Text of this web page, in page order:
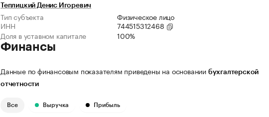
Теплицкий Денис Игоревич
Тип субъекта
Физическое лицо
ИНН
744515312468
Доля в уставном капитале
100%
Финансы
Данные по финансовым показателям приведены на основании бухгалтерской
отчетности
Все Выручка Прибыль